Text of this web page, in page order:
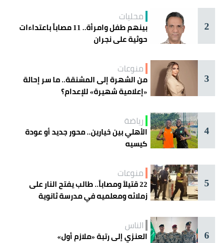
2
محليات
بينهم طفل وامرأة.. 11 مصاباً باعتداءات
حوثية على نجران
3
منوعات
من الشهرة إلى المشنقة.. ما سر إحالة
«إعلامية شهيرة» للإعدام؟
4
رياضة
الأهلي بين خيارين.. محور جديد أو عودة
كيسيه
5
منوعات
22 قتيلاً ومصاباً.. طالب يفتح النار على
زملائه ومعلميه في مدرسة ثانوية
6
الناس
العنزي إلى رتبة «ملازم أول»